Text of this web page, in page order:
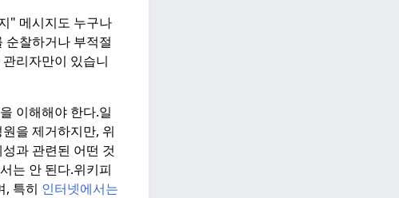
" 메시지도 누구나
순찰하거나 부적절
리자만이 있습니
이해해야 한다.일
을 제거하지만, 위
과 관련된 어떤 것
는 안 된다.위키피
, 특히 인터넷에서는